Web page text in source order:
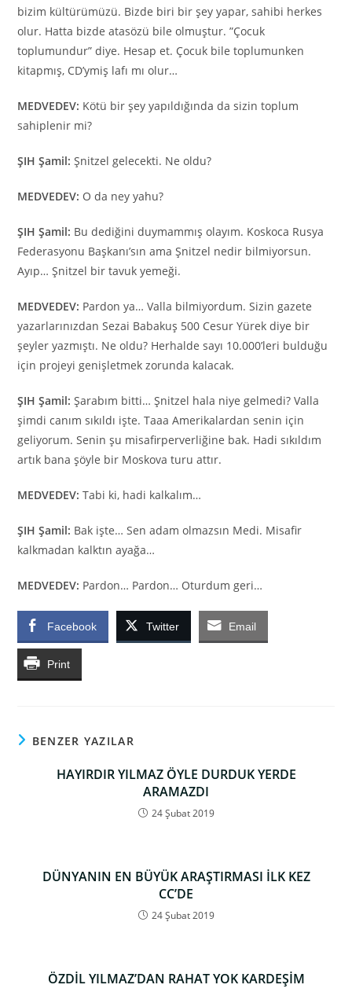
bizim kültürümüzü. Bizde biri bir şey yapar, sahibi herkes
olur. Hatta bizde atasözü bile olmuştur. ”Çocuk
toplumundur” diye. Hesap et. Çocuk bile toplumunken
kitapmış, CD’ymiş lafı mı olur…
MEDVEDEV: Kötü bir şey yapıldığında da sizin toplum
sahiplenir mi?
ŞIH Şamil:Şnitzel gelecekti. Ne oldu?
MEDVEDEV: O da ney yahu?
ŞIH Şamil: Bu dediğini duymammış olayım. Koskoca Rusya
Federasyonu Başkanı’sın ama Şnitzel nedir bilmiyorsun.
Ayıp… Şnitzel bir tavuk yemeği.
MEDVEDEV: Pardon ya… Valla bilmiyordum. Sizin gazete
yazarlarınızdan Sezai Babakuş 500 Cesur Yürek diye bir
şeyler yazmıştı. Ne oldu? Herhalde sayı 10.000’leri bulduğu
için projeyi genişletmek zorunda kalacak.
ŞIH Şamil:Şarabım bitti… Şnitzel hala niye gelmedi? Valla
şimdi canım sıkıldı işte. Taaa Amerikalardan senin için
geliyorum. Senin şu misafirperverliğine bak. Hadi sıkıldım
artık bana şöyle bir Moskova turu attır.
MEDVEDEV:Tabi ki, hadi kalkalım…
ŞIH Şamil: Bak işte… Sen adam olmazsın Medi. Misafir
kalkmadan kalktın ayağa…
MEDVEDEV: Pardon… Pardon… Oturdum geri…
Facebook Twitter Email
Print
BENZER YAZILAR
HAYIRDIR YILMAZ ÖYLE DURDUK YERDE
ARAMAZDI
24 Şubat 2019
DÜNYANIN EN BÜYÜK ARAŞTIRMASI İLK KEZ
CC’DE
24 Şubat 2019
ÖZDİL YILMAZ’DAN RAHAT YOK KARDEŞİM